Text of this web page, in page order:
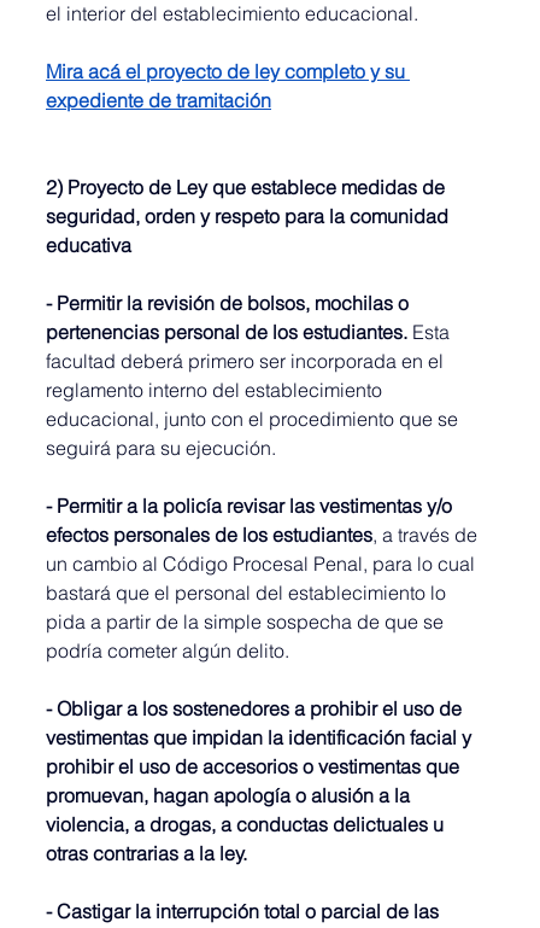
el interior del establecimiento educacional.
Mira acá el proyecto de ley completo y su
expediente de tramitación
2) Proyecto de Ley que establece medidas de
seguridad, orden y respeto para la comunidad
educativa
- Permitir la revisión de bolsos, mochilas o
pertenencias personal de los estudiantes. Esta
facultad deberá primero ser incorporada en el
reglamento interno del establecimiento
educacional, junto con el procedimiento que se
seguirá para su ejecución.
- Permitir a la policía revisar las vestimentas y/o
efectos personales de los estudiantes, a través de
un cambio al Código Procesal Penal, para lo cual
bastará que el personal del establecimiento lo
pida a partir de la simple sospecha de que se
podría cometer algún delito.
- Obligar a los sostenedores a prohibir el uso de
vestimentas que impidan la identificación facial y
prohibir el uso de accesorios o vestimentas que
promuevan, hagan apología o alusión a la
violencia, a drogas, a conductas delictuales u
otras contrarias a la ley.
- Castigar la interrupción total o parcial de las